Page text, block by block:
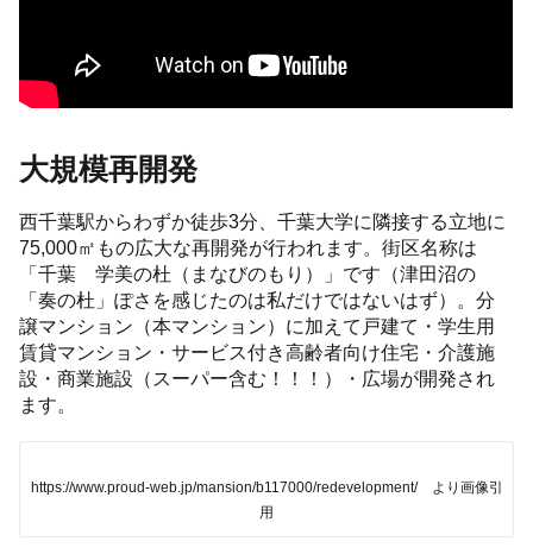
大規模再開発
西千葉駅からわずか徒歩3分、千葉大学に隣接する立地に
75,000㎡もの広大な再開発が行われます。街区名称は
「千葉 学美の杜（まなびのもり）」です（津田沼の
「奏の杜」ぽさを感じたのは私だけではないはず）。分
譲マンション（本マンション）に加えて戸建て・学生用
賃貸マンション・サービス付き高齢者向け住宅・介護施
設・商業施設（スーパー含む！！！）・広場が開発され
ます。
https://www.proud-web.jp/mansion/b117000/redevelopment/ より画像引
用